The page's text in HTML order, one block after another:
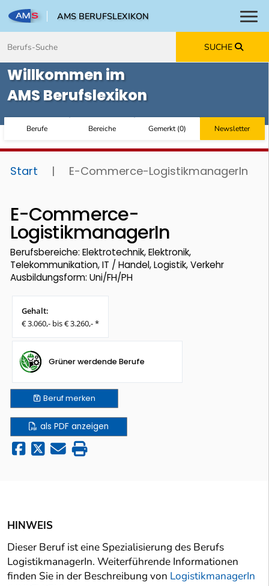
AMS BERUFSLEXIKON
SUCHE
Willkommen im
AMS Berufslexikon
Berufe Bereiche Gemerkt(0) Newsletter
Start | E-Commerce-LogistikmanagerIn
E-Commerce-
LogistikmanagerIn
Berufsbereiche: Elektrotechnik, Elektronik,
Telekommunikation, IT / Handel, Logistik, Verkehr
Ausbildungsform: Uni/FH/PH
Gehalt:
€ 3.060,- bis € 3.260,- *
Grüner werdende Berufe
Berufmerken
als PDF anzeigen
HINWEIS
Dieser Beruf ist eine Spezialisierung des Berufs
LogistikmanagerIn. Weiterführende Informationen
finden Sie in der Beschreibung von LogistikmanagerIn